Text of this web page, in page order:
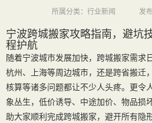
所属分类：行业新闻 发
宁波跨城搬家攻略指南，避坑
程护航
随着宁波城市发展加快，跨城搬家需求
杭州、上海等周边城市，还是跨省搬迁
核算等诸多问题都让不少人头疼。更令
象丛生，低价诱导、中途加价、物品损
助大家顺利完成跨城搬家，避开所有隐